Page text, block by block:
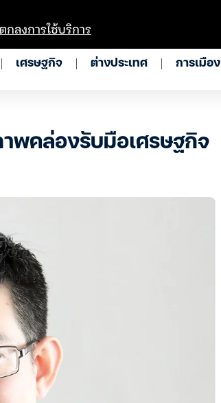
เศรษฐกิจ ต่างประเทศ การเมือง
พคล่องรับมือเศรษฐกิจ
กลงการใช้บริการ